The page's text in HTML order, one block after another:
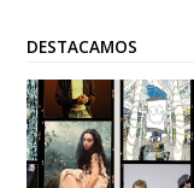
DESTACAMOS